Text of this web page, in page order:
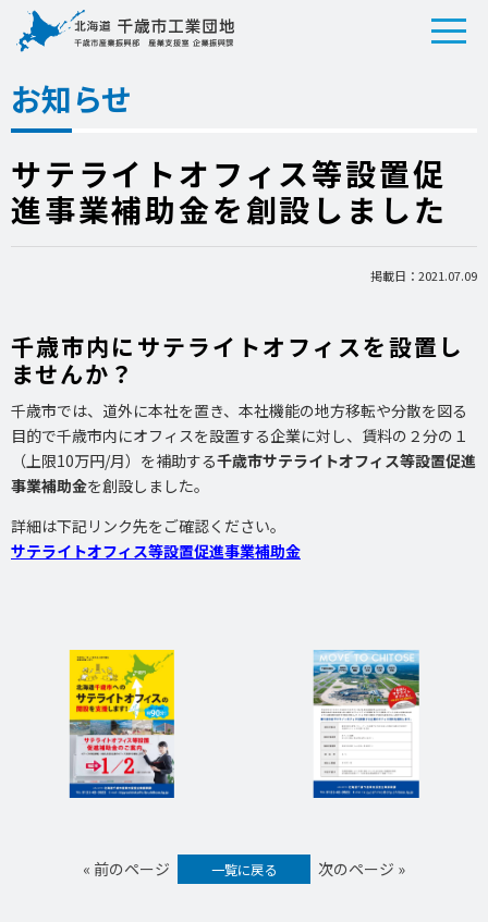
お知らせ
サテライトオフィス等設置促
進事業補助金を創設しました
掲載日：2021.07.09
千歳市内にサテライトオフィスを設置し
ませんか？
千歳市では、道外に本社を置き、本社機能の地方移転や分散を図る
目的で千歳市内にオフィスを設置する企業に対し、賃料の２分の１
（上限10万円/月）を補助する千歳市サテライトオフィス等設置促進
事業補助金を創設しました。
詳細は下記リンク先をご確認ください。
サテライトオフィス等設置促進事業補助金
« 前のページ 一覧に戻る 次のページ »